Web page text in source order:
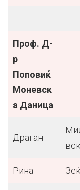
Проф. Д-
р
Поповиќ
Моневск
а Даница
Драган
Рина